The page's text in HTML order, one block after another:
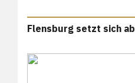
Flensburg setzt sich ab